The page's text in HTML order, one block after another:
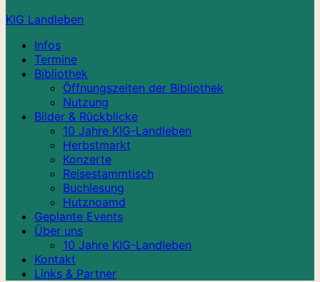
KIG Landleben
Infos
Termine
Bibliothek
Öffnungszeiten der Bibliothek
Nutzung
Bilder & Rückblicke
10 Jahre KIG-Landleben
Herbstmarkt
Konzerte
Reisestammtisch
Buchlesung
Hutznoamd
Geplante Events
Über uns
10 Jahre KIG-Landleben
Kontakt
Links & Partner